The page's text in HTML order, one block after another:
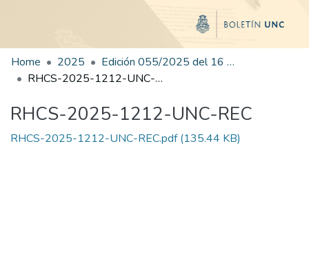
Home 2025
Edición 055/2025 del 16 de septiembre de 2025
RHCS-2025-1212-UNC-REC
RHCS-2025-1212-UNC-REC
RHCS-2025-1212-UNC-REC.pdf(135.44 KB)